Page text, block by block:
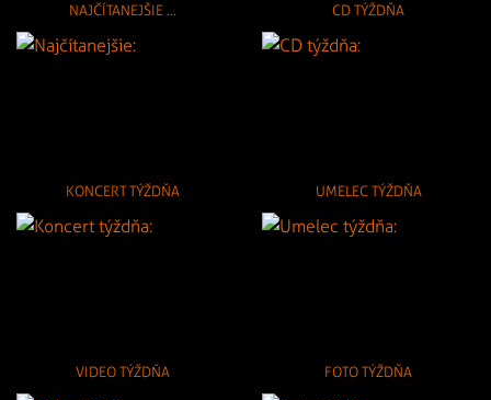
NAJČÍTANEJŠIE ... CD TÝŽDŇA
KONCERT TÝŽDŇA UMELEC TÝŽDŇA
VIDEO TÝŽDŇA FOTO TÝŽDŇA